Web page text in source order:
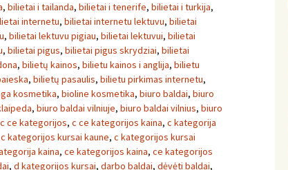
, bilietai i tailanda, bilietai i tenerife, bilietai i turkija,
internetu, bilietai internetu lektuvu, bilietai
, bilietai lektuvu pigiau, bilietai lektuvui, bilietai
, bilietai pigus, bilietai pigus skrydziai, bilietai
, bilietų kainos, bilietu kainos i anglija, bilietu
, bilietų pasaulis, bilietu pirkimas internetu,
kosmetika, bioline kosmetika, biuro baldai, biuro
, biuro baldai vilniuje, biuro baldai vilnius, biuro
c ce kategorijos, c ce kategorijos kaina, c kategorija
c kategorijos kursai kaune, c kategorijos kursai
kaina, ce kategorijos kaina, ce kategorijos
, d kategorijos kursai, darbo baldai, dėvėti baldai,